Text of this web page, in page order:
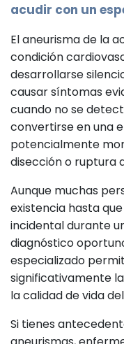
acudir con un
El aneurisma de la
condición
desarrollarse
causar síntomas
cuando no se
convertirse en una
potencialmente
disección o ruptura
Aunque muchas
existencia hasta
incidental durante
diagnóstico
especializado
significativamente
la calidad de vida
Si tienes